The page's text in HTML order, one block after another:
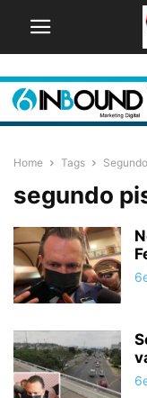
Home Tags
segundo